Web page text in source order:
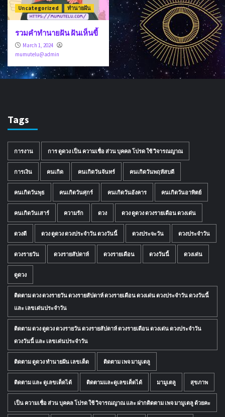
Uncategorized ทำนายฝัน
รวมคำทำนายฝัน ฝันเห็นขี้
March 1, 2024
mumutelu@admin
Tags
การงาน การ ดูดวง เป็น ความเชื่อ ส่วน บุคคล โปรด ใช้ วิจารณญาณ
การเงิน คนเกิด คนเกิดวันจันทร์ คนเกิดวันพฤหัสบดี
คนเกิดวันพุธ คนเกิดวันศุกร์ คนเกิดวันอังคาร คนเกิดวันอาทิตย์
คนเกิดวันเสาร์ ความรัก ดวง ดวง ดูดวง ดวงรายเดือน ดวงเด่น
ดวงดี ดวง ดูดวง ดวงประจำวัน ดวงวันนี้ ดวงประจะวัน ดวงประจำวัน
ดวงรายวัน ดวงรายสัปดาห์ ดวงรายเดือน ดวงวันนี้ ดวงเด่น
ดูดวง
ติดตาม ดวง ดวงรายวัน ดวงรายสัปดาห์ ดวงรายเดือน ดวงเด่น ดวงประจำวัน ดวงวันนี้
และ เลขเด่นประจำวัน
ติดตาม ดวง ดูดวง ดวงรายวัน ดวงรายสัปดาห์ ดวงรายเดือน ดวงเด่น ดวงประจำวัน
ดวงวันนี้ และ เลขเด่นประจำวัน
ติดตาม ดูดวง ทำนายฝัน เลขเด็ด ติดตาม เพจ มามูเตลู
ติดตาม และ ดูเลขเด็ดได้ ติดตามและดูเลขเด็ดได้ มามูเตลู สุขภาพ
เป็น ความเชื่อ ส่วน บุคคล โปรด ใช้ วิจารณญาณ และ ฝากติดตาม เพจ มามูเตลู ด้วยคะ